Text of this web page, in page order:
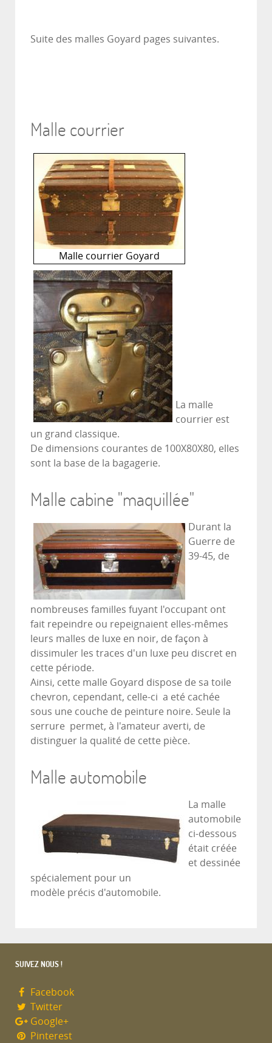
Suite des malles Goyard pages suivantes.
Malle courrier
Malle courrier Goyard
La malle
courrier est
un grand classique.
De dimensions courantes de 100X80X80, elles
sont la base de la bagagerie.
Malle cabine "maquillée"
Durant la
Guerre de
39-45, de
nombreuses familles fuyant l'occupant ont
fait repeindre ou repeignaient elles-mêmes
leurs malles de luxe en noir, de façon à
dissimuler les traces d'un luxe peu discret en
cette période.
Ainsi, cette malle Goyard dispose de sa toile
chevron, cependant, celle-ci a eté cachée
sous une couche de peinture noire. Seule la
serrure permet, à l'amateur averti, de
distinguer la qualité de cette pièce.
Malle automobile
La malle
automobile
ci-dessous
était créée
et dessinée
spécialement pour un
modèle précis d'automobile.
SUIVEZ NOUS !
Facebook
Twitter
Google+
Pinterest